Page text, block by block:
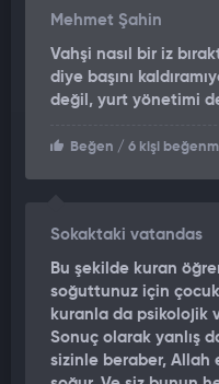
Mehmet Şahin
Vahşi nasıl bir iz
diye başını
değil, yurt yönetimi
Beğen / 6 kişi
Sokaktaki vatandas
Bu şekilde kuran
soğuttunuz için
kuranla da psikolojik
Sonuç olarak yanlış
sizinle beraber, Allah